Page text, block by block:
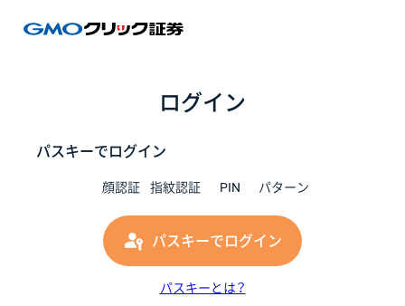
ログイン
パスキーでログイン
顔認証 指紋認証 PIN パターン
パスキーでログイン
パスキーとは？